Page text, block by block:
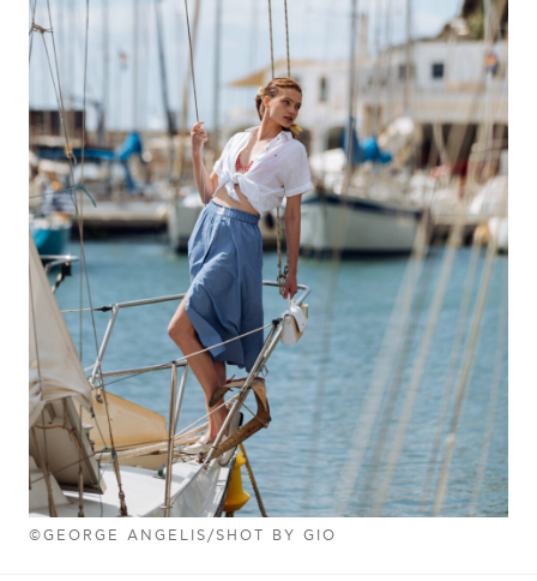
©GEORGE ANGELIS/SHOT BY GIO